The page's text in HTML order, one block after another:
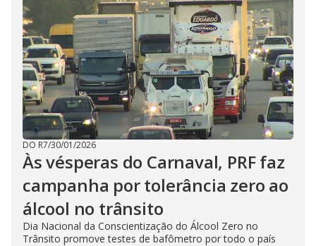
DO R7/30/01/2026
Às vésperas do Carnaval, PRF faz
campanha por tolerância zero ao
álcool no trânsito
Dia Nacional da Conscientização do Álcool Zero no
Trânsito promove testes de bafômetro por todo o país